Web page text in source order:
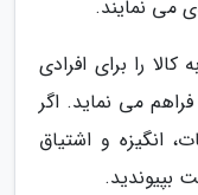
می نمایند.
را برای افرادی
می نماید. اگر
انگیزه و اشتیاق
بپیوندید.